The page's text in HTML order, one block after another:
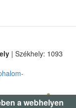
| Székhely: 1093
a webhelyen